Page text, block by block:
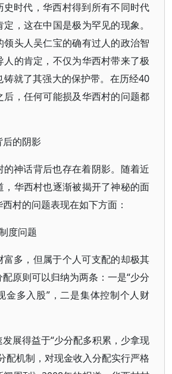
史时代，华西村得到所有不同时代
，这在中国是极为罕见的现象。
领头人吴仁宝的确有过人的政治智
人的肯定，不仅为华西村带来了极
铸就了其强大的保护带。在历经40
后，任何可能损及华西村的问题都
后的阴影
的神话背后也存在着阴影。随着近
，华西村也逐渐被揭开了神秘的面
村的问题表现在如下方面：
度问题
富多，但属于个人可支配的却极其
原则可以归纳为两条：一是“少分
金多入股”，二是集体控制个人财
展得益于“少分配多积累，少拿现
配机制，对现金收入分配实行严格